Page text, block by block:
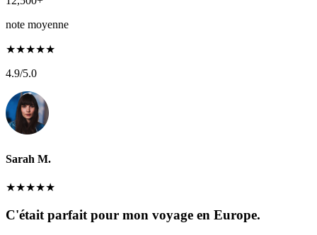
note moyenne
★★★★★
4.9/5.0
Sarah M.
★★★★★
C'était parfait pour mon voyage en Europe.